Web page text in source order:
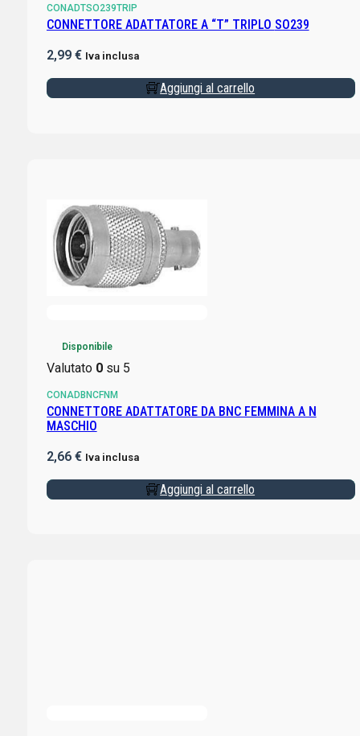
CONADTSO239TRIP
CONNETTORE ADATTATORE A “T” TRIPLO SO239
2,99 € Iva inclusa
Aggiungi al carrello
Disponibile
Valutato 0su 5
CONADBNCFNM
CONNETTORE ADATTATORE DA BNC FEMMINA A N
MASCHIO
2,66 € Iva inclusa
Aggiungi al carrello